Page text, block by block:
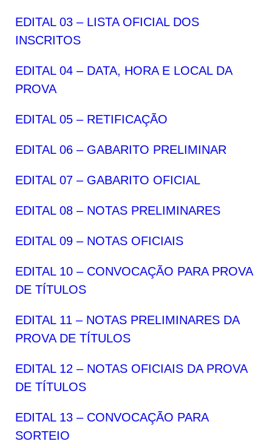
EDITAL 03 – LISTA OFICIAL DOS
INSCRITOS
EDITAL 04 – DATA, HORA E LOCAL DA
PROVA
EDITAL 05 – RETIFICAÇÃO
EDITAL 06 – GABARITO PRELIMINAR
EDITAL 07 – GABARITO OFICIAL
EDITAL 08 – NOTAS PRELIMINARES
EDITAL 09 – NOTAS OFICIAIS
EDITAL 10 – CONVOCAÇÃO PARA PROVA
DE TÍTULOS
EDITAL 11 – NOTAS PRELIMINARES DA
PROVA DE TÍTULOS
EDITAL 12 – NOTAS OFICIAIS DA PROVA
DE TÍTULOS
EDITAL 13 – CONVOCAÇÃO PARA
SORTEIO